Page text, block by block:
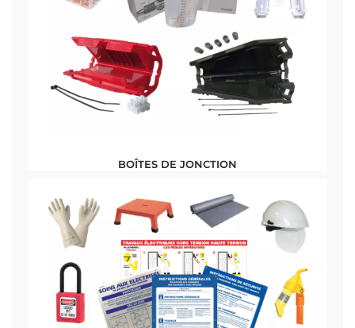
BOÎTES DE JONCTION